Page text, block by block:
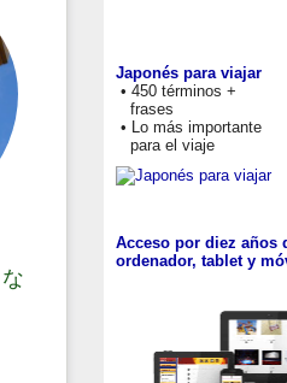
Japonés para viajar
• 450 términos +
frases
• Lo más importante
para el viaje
Acceso por diez años
ordenador, tablet y